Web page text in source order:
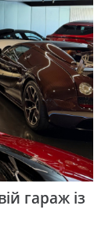
гараж із